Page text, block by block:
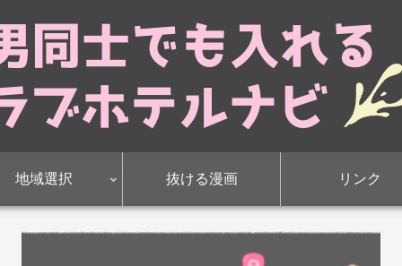
地域選択 抜ける漫画 リンク